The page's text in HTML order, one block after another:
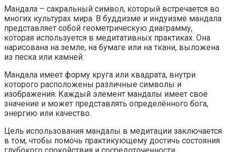
Мандала – сакральный символ, который встречается во
многих культурах мира. В буддизме и индуизме мандала
представляет собой геометрическую диаграмму,
которая используется в медитативных практиках. Она
нарисована на земле, на бумаге или на ткани, выложена
из песка или камней.
Мандала имеет форму круга или квадрата, внутри
которого расположены различные символы и
изображения. Каждый элемент мандалы имеет своё
значение и может представлять определённого бога,
энергию или качество.
Цель использования мандалы в медитации заключается
в том, чтобы помочь практикующему достичь состояния